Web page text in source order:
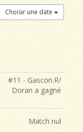
Choisir une date
#11 - Gascon.R/
Doran a gagné
Match nul